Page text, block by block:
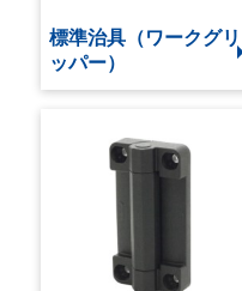
標準治具（ワークグリ
ッパー）